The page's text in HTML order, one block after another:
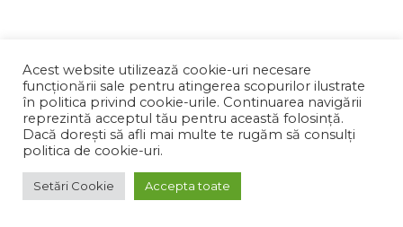
Acest website utilizează cookie-uri necesare
funcționării sale pentru atingerea scopurilor ilustrate
în politica privind cookie-urile. Continuarea navigării
reprezintă acceptul tău pentru această folosință.
Dacă dorești să afli mai multe te rugăm să consulți
politica de cookie-uri.
Setări Cookie Accepta toate